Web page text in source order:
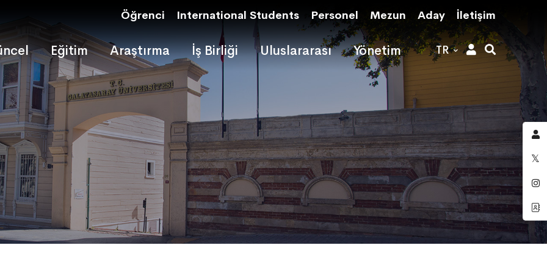
Öğrenci International Students Personel Mezun Aday İletişim
Eğitim Araştırma İş Birliği Uluslararası Yönetim TR